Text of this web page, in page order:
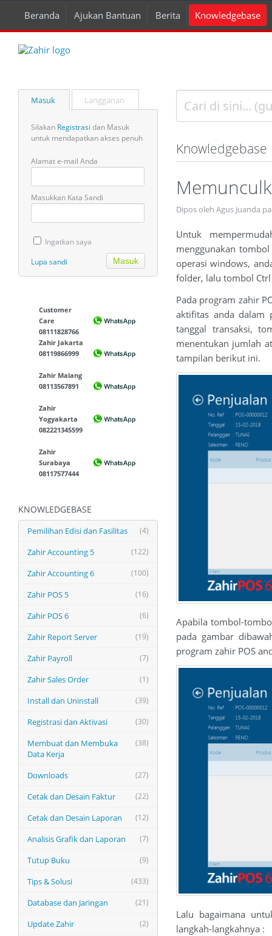
Beranda Ajukan Bantuan Berita Knowledgebase
Masuk Langganan
Silakan Registrasi dan Masuk
untuk mendapatkan akses penuh
Alamat e-mail Anda
Masukkan Kata Sandi
Ingatkan saya
Lupa sandi
Customer
Care
08111828766
Zahir Jakarta
08119866999
Zahir Malang
08113567891
Zahir
Yogyakarta
082221345599
Zahir
Surabaya
08117577444
KNOWLEDGEBASE
(4)
Pemilihan Edisi dan Fasilitas
(122)
Zahir Accounting 5
(100)
Zahir Accounting 6
(16)
Zahir POS 5
(6)
Zahir POS 6
(19)
Zahir Report Server
(7)
Zahir Payroll
(1)
Zahir Sales Order
(39)
Install dan Uninstall
(30)
Registrasi dan Aktivasi
(38)
Membuat dan Membuka
Data Kerja
(27)
Downloads
(22)
Cetak dan Desain Faktur
(12)
Cetak dan Desain Laporan
(7)
Analisis Grafik dan Laporan
(9)
Tutup Buku
(433)
Tips & Solusi
(21)
Database dan Jaringan
(2)
Update Zahir
Knowledgebase
Dipos oleh Agus Juanda
Untuk
menggunakan
operasi windows,
folder, lalu tombol
Pada program zahir
aktifitas anda dalam
tanggal transaksi,
menentukan jumlah
tampilan berikut ini.
Apabila tombol-
pada gambar
program zahir POS
Lalu bagaimana
langkah-langkahnya :